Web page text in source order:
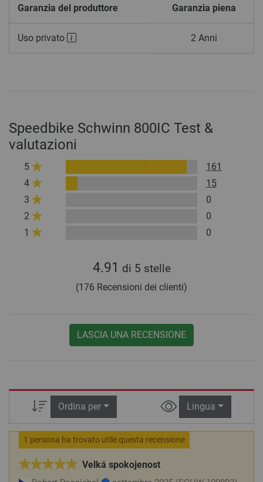
Garanzia del produttore Garanzia piena
Uso privato 2 Anni
Speedbike Schwinn 800IC Test &
valutazioni
5
161
4
15
3
0
2
0
1
0
4.91 di 5 stelle
(176 Recensioni dei clienti)
LASCIA UNA RECENSIONE
Ordina per Lingua
Velká spokojenost
1 persona ha trovato utile questa recensione